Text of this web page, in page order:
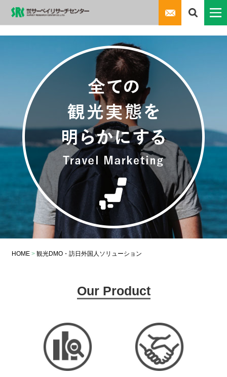
HOME >観光DMO・訪日外国人ソリューション
Our Product